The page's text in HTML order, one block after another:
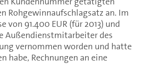
Rohgewinnaufschlagsatz an. Im
von 91.400 EUR (für 2013) und
Außendienstmitarbeiter des
vernommen worden und hatte
habe, Rechnungen an eine